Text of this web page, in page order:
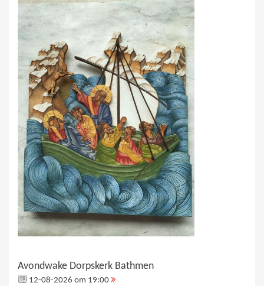
Avondwake Dorpskerk Bathmen
12-08-2026 om 19:00